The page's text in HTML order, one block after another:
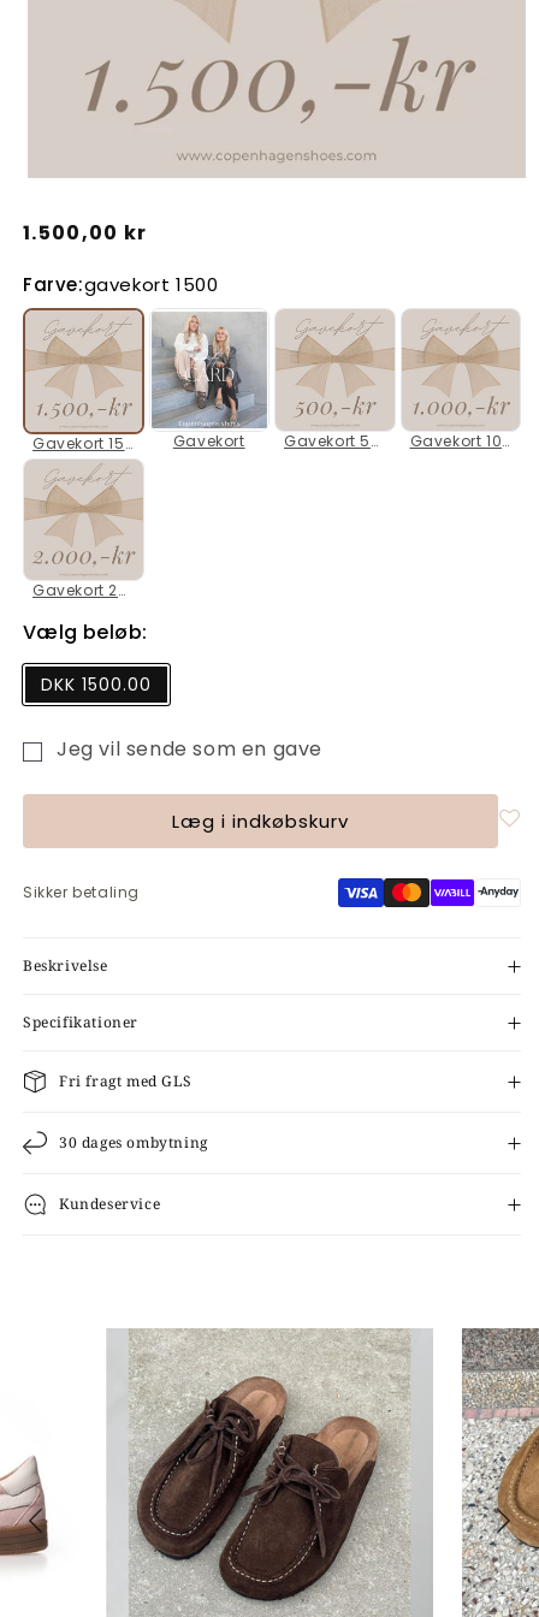
1
modus
Normalpris
1.500,00 kr
Farve:gavekort 1500
Gavekort 1500 Gavekort Gavekort 500 Gavekort 1000
Gavekort 2000
Vælg beløb:
DKK 1500.00
Jeg vil sende som en gave
til
af
gavekort
Læg i indkøbskurv
Sikker betaling
Beskrivelse
Specifikationer
Fri fragt med GLS
30 dages ombytning
Kundeservice